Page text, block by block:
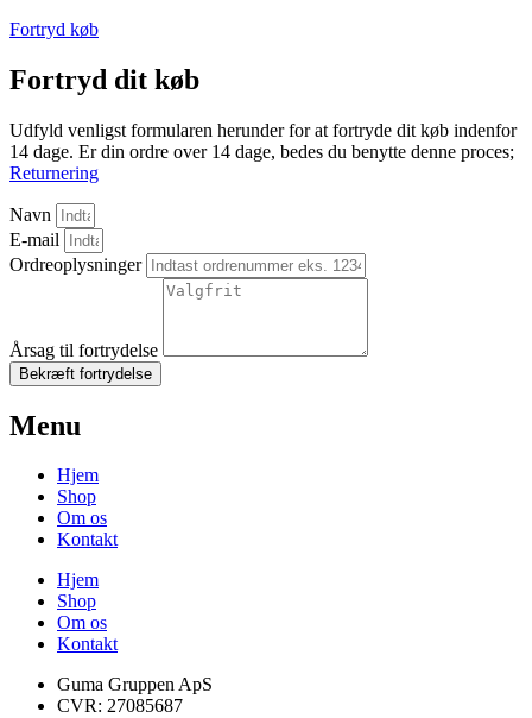
Fortryd køb
Fortryd dit køb
Udfyld venligst formularen herunder for at fortryde dit køb indenfor
14 dage. Er din ordre over 14 dage, bedes du benytte denne proces;
Returnering
Navn
E-mail
Ordreoplysninger
Årsag til fortrydelse
Bekræft fortrydelse
Menu
Hjem
Shop
Om os
Kontakt
Hjem
Shop
Om os
Kontakt
Guma Gruppen ApS
CVR: 27085687